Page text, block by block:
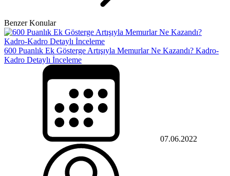
Benzer Konular
600 Puanlık Ek Gösterge Artışıyla Memurlar Ne Kazandı? Kadro-
Kadro Detaylı İnceleme
07.06.2022